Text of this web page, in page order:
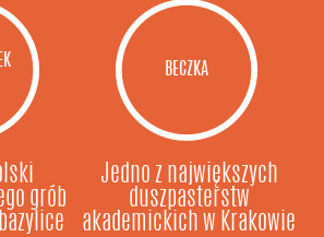
grób
BECZKA
Jedno z największych
duszpasterstw
akademickich w Krakowie